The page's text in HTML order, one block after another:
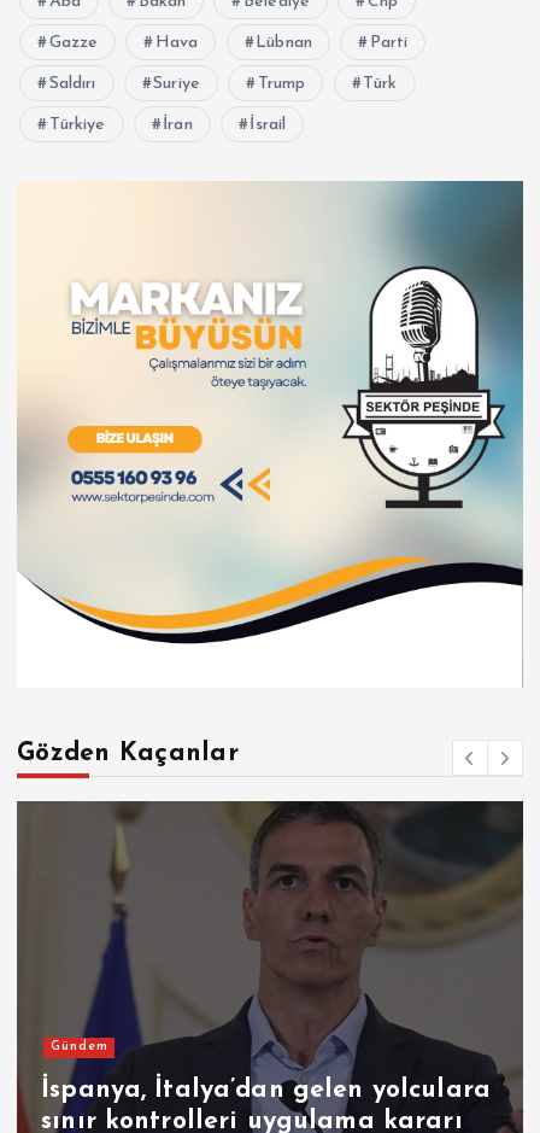
Gazze Hava Lübnan Parti
Saldırı Suriye Trump Türk
Türkiye İran İsrail
Gözden Kaçanlar
Gündem
İspanya, İtalya’dan gelen yolculara
sınır kontrolleri uygulama kararı